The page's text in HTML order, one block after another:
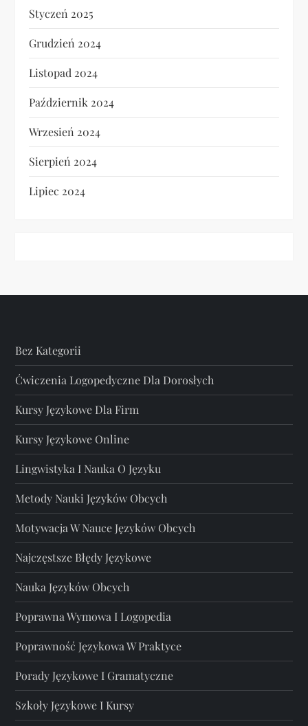
Styczeń 2025
Grudzień 2024
Listopad 2024
Październik 2024
Wrzesień 2024
Sierpień 2024
Lipiec 2024
Bez Kategorii
Ćwiczenia Logopedyczne Dla Dorosłych
Kursy Językowe Dla Firm
Kursy Językowe Online
Lingwistyka I Nauka O Języku
Metody Nauki Języków Obcych
Motywacja W Nauce Języków Obcych
Najczęstsze Błędy Językowe
Nauka Języków Obcych
Poprawna Wymowa I Logopedia
Poprawność Językowa W Praktyce
Porady Językowe I Gramatyczne
Szkoły Językowe I Kursy